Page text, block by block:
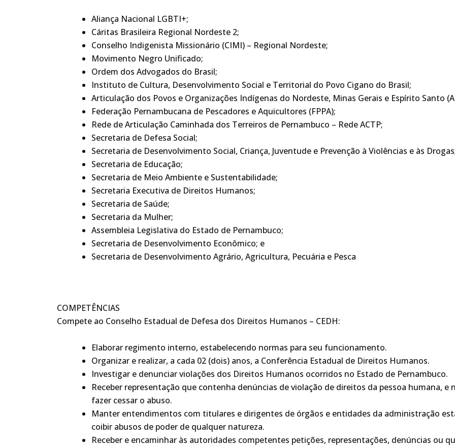
Aliança Nacional LGBTI+;
Cáritas Brasileira Regional Nordeste 2;
Conselho Indigenista Missionário (CIMI) – Regional Nordeste;
Movimento Negro Unificado;
Ordem dos Advogados do Brasil;
Instituto de Cultura, Desenvolvimento Social e Territorial do Povo Cigano do Brasil;
Articulação dos Povos e Organizações Indígenas do Nordeste, Minas Gerais e Espírito Santo
Federação Pernambucana de Pescadores e Aquicultores (FPPA);
Rede de Articulação Caminhada dos Terreiros de Pernambuco – Rede ACTP;
Secretaria de Defesa Social;
Secretaria de Desenvolvimento Social, Criança, Juventude e Prevenção à Violências e às
Secretaria de Educação;
Secretaria de Meio Ambiente e Sustentabilidade;
Secretaria Executiva de Direitos Humanos;
Secretaria de Saúde;
Secretaria da Mulher;
Assembleia Legislativa do Estado de Pernambuco;
Secretaria de Desenvolvimento Econômico; e
Secretaria de Desenvolvimento Agrário, Agricultura, Pecuária e Pesca
COMPETÊNCIAS
Compete ao Conselho Estadual de Defesa dos Direitos Humanos – CEDH:
Elaborar regimento interno, estabelecendo normas para seu funcionamento.
Organizar e realizar, a cada 02 (dois) anos, a Conferência Estadual de Direitos Humanos.
Investigar e denunciar violações dos Direitos Humanos ocorridos no Estado de Pernambuco.
Receber representação que contenha denúncias de violação de direitos da pessoa humana,
fazer cessar o abuso.
Manter entendimentos com titulares e dirigentes de órgãos e entidades da administração
coibir abusos de poder de qualquer natureza.
Receber e encaminhar às autoridades competentes petições, representações, denúncias ou